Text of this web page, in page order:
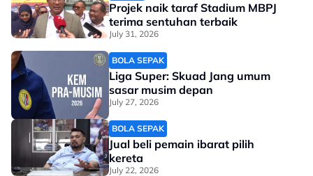
Projek naik taraf Stadium MBPJ
terima sentuhan terbaik
July 31, 2026
BOLA SEPAK
Liga Super: Skuad Jang umum
sasar musim depan
July 27, 2026
BOLA SEPAK
Jual beli pemain ibarat pilih
kereta
July 22, 2026